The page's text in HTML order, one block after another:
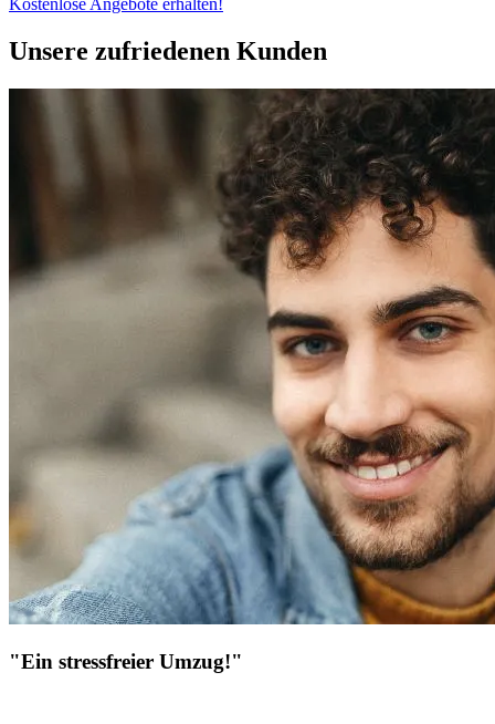
Kostenlose Angebote erhalten!
Unsere zufriedenen Kunden
"Ein stressfreier Umzug!"